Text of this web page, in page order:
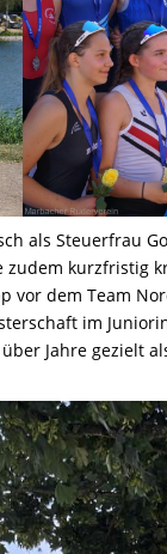
als Steuerfrau
kurzfristig
vor dem Team
im
Jahre gezielt